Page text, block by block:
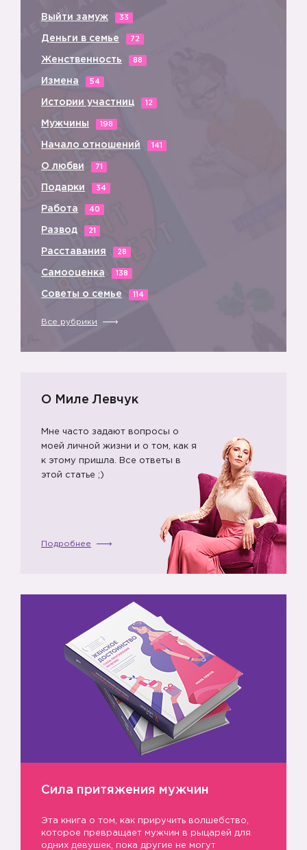
Выйти замуж 33
Деньги в семье 72
Женственность 88
Измена 54
Истории участниц 12
Мужчины 198
Начало отношений 141
О любви 71
Подарки 34
Работа 40
Развод 21
Расставания 28
Самооценка 138
Советы о семье 114
Все рубрики
О Миле Левчук
Мне часто задают вопросы о
моей личной жизни и о том, как я
к этому пришла. Все ответы в
этой статье ;)
Подробнее
Сила притяжения мужчин
Эта книга о том, как приручить волшебство,
которое превращает мужчин в рыцарей для
одних девушек, пока другие не могут